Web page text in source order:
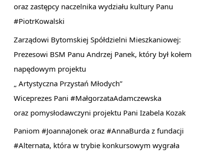
oraz zastępcy naczelnika wydziału kultury Panu
#PiotrKowalski
Zarządowi Bytomskiej Spółdzielni Mieszkaniowej:
Prezesowi BSM Panu Andrzej Panek, który był kołem
napędowym projektu
„ Artystyczna Przystań Młodych”
Wiceprezes Pani #MałgorzataAdamczewska
oraz pomysłodawczyni projektu Pani Izabela Kozak
Paniom #JoannaJonek oraz #AnnaBurda z fundacji
#Alternata, która w trybie konkursowym wygrała